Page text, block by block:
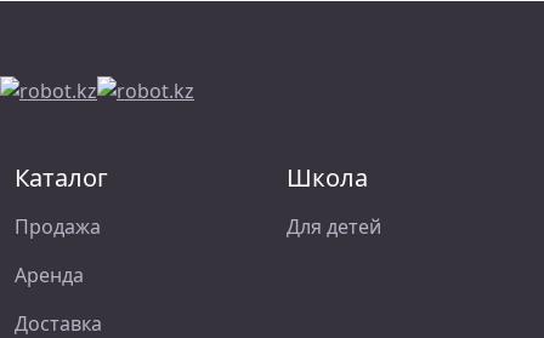
Каталог
Продажа
Аренда
Доставка
Школа
Для детей